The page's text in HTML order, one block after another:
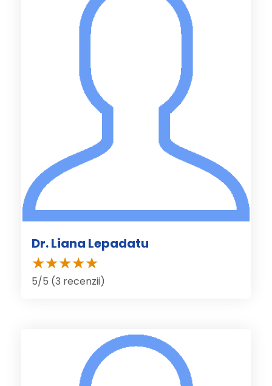
Dr. Liana Lepadatu
5/5 (3 recenzii)